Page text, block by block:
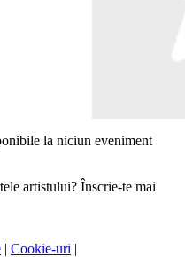
la niciun eveniment
artistului? Înscrie-te mai
| Cookie-uri |